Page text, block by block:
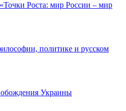
Роста: мир России – мир
политике и русском
Украины